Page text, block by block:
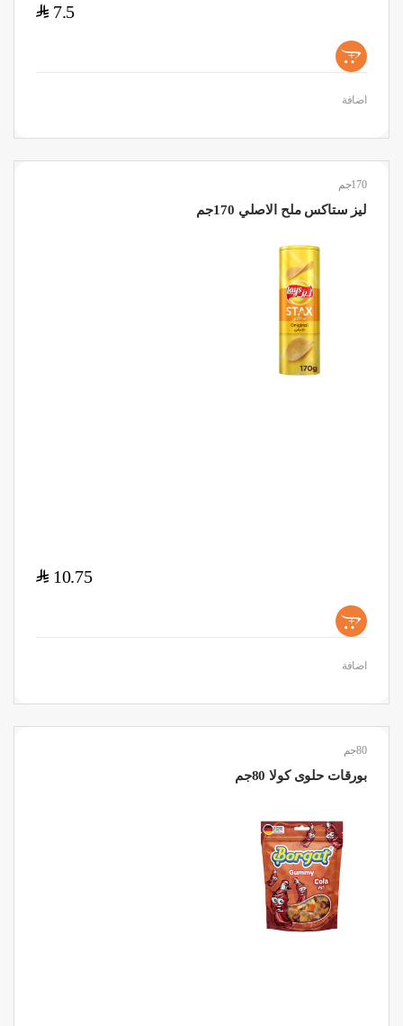
7.5
$
+
اضافة
170جم
ليز ستاكس ملح الاصلي 170جم
10.75
$
+
اضافة
80جم
بورقات حلوى كولا 80جم